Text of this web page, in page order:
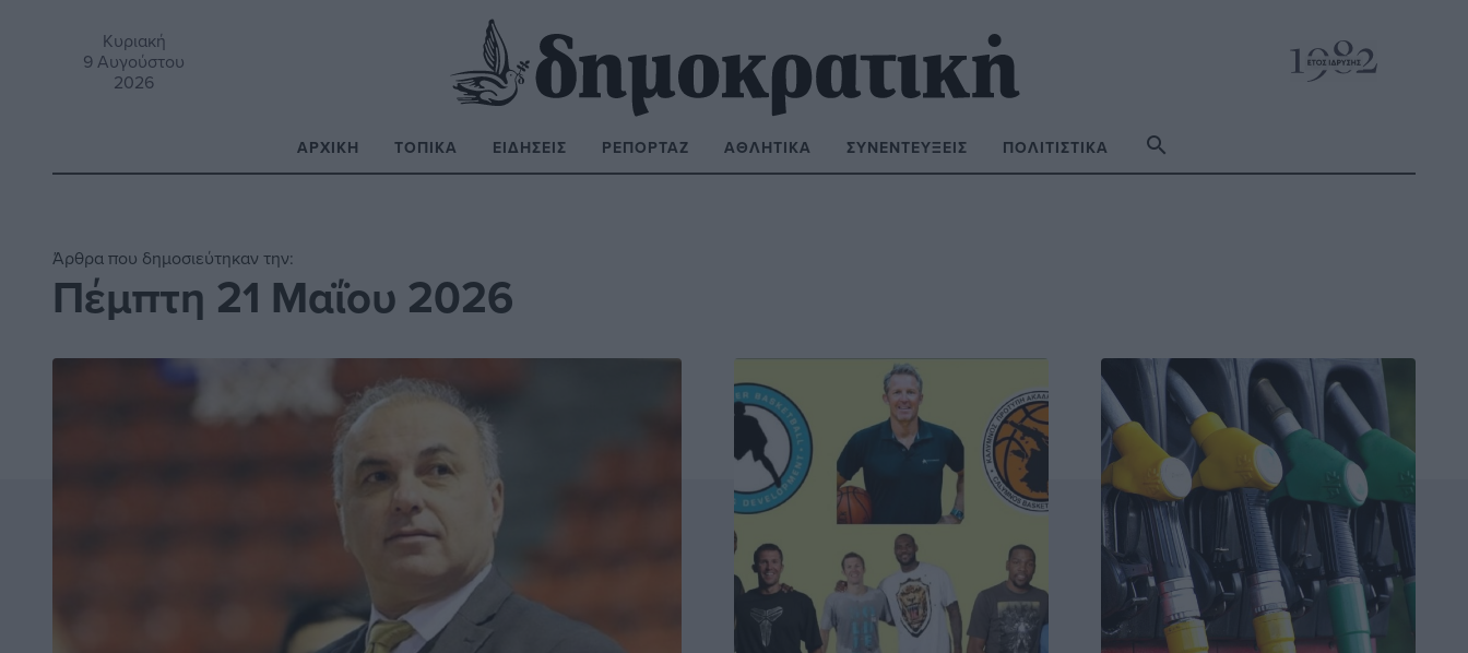
Κυριακή
9 Αυγούστου
2026
ΑΡΧΙΚΉ ΤΟΠΙΚΆ ΕΙΔΉΣΕΙΣ ΡΕΠΟΡΤΆΖ ΑΘΛΗΤΙΚΆ ΣΥΝΕΝΤΕΎΞΕΙΣ ΠΟΛΙΤΙΣΤΙΚΆ
Άρθρα που δημοσιεύτηκαν την:
Πέμπτη 21 Μαΐου 2026